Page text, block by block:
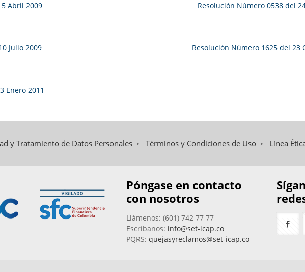
Abril 2009 Resolución Número 0538 del
Julio 2009 Resolución Número 1625 del 23
Enero 2011
y Tratamiento de Datos Personales •Términos y Condiciones de Uso • Línea
Póngase en contacto
con nosotros
Llámenos: (601) 742 77 77
Escríbanos: info@set-icap.co
PQRS: quejasyreclamos@set-icap.co